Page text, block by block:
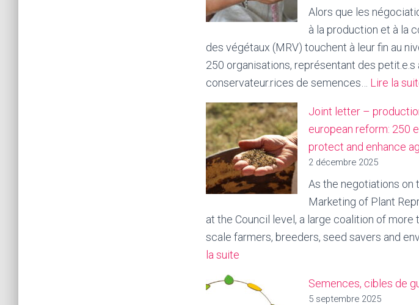
une
alternative
aux
OGM »,
le
juin
2026,
Saint-
(Lot
Alors que les
à la production et à la
des végétaux (MRV) touchent à leur fin au
250 organisations, représentant des
conservateur.rices de semences… Lire la
Joint letter –
european reform: 250
protect and enhance
2 décembre 2025
As the negotiations on
Marketing of Plant
at the Council level, a large coalition of
scale farmers, breeders, seed savers and
la suite
letter
Semences, cibles de
5 septembre 2025